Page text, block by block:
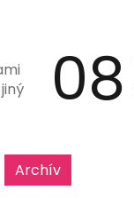
08
Archív